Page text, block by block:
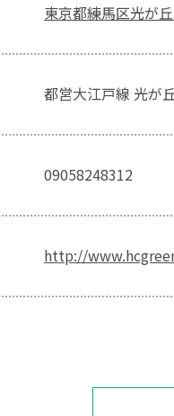
東京都練馬区光が
都営大江戸線 光が
09058248312
http://